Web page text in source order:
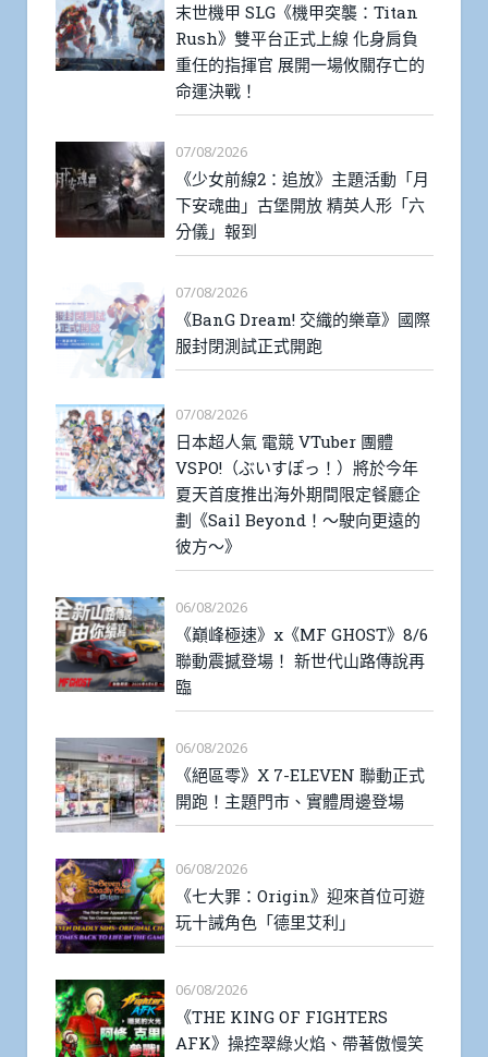
末世機甲 SLG《機甲突襲：Titan
Rush》雙平台正式上線 化身肩負
重任的指揮官 展開一場攸關存亡的
命運決戰！
07/08/2026
《少女前線2：追放》主題活動「月
下安魂曲」古堡開放 精英人形「六
分儀」報到
07/08/2026
《BanG Dream! 交織的樂章》國際
服封閉測試正式開跑
07/08/2026
日本超人氣 電競 VTuber 團體
VSPO!（ぶいすぽっ！）將於今年
夏天首度推出海外期間限定餐廳企
劃《Sail Beyond！～駛向更遠的
彼方～》
06/08/2026
《巔峰極速》x《MF GHOST》8/6
聯動震撼登場！ 新世代山路傳說再
臨
06/08/2026
《絕區零》X 7-ELEVEN 聯動正式
開跑！主題門市、實體周邊登場
06/08/2026
《七大罪：Origin》迎來首位可遊
玩十誡角色「德里艾利」
06/08/2026
《THE KING OF FIGHTERS
AFK》操控翠綠火焰、帶著傲慢笑